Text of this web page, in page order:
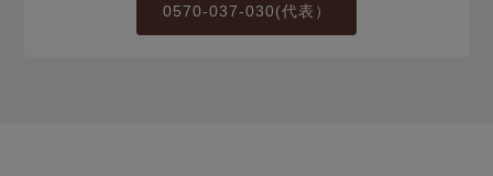
0570-037-030(代表）